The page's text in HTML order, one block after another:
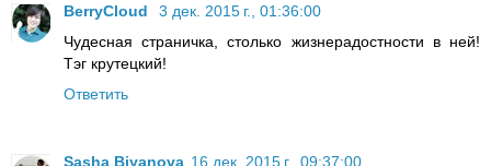
BerryCloud
3 дек. 2015 г., 01:36:00
Чудесная страничка, столько жизнерадостности в ней!
Тэг крутецкий!
Ответить
Sasha Biyanova 16 дек. 2015 г., 09:37:00